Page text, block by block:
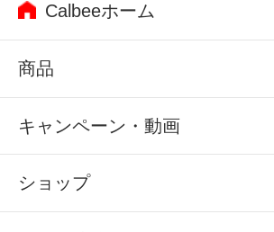
Calbeeホーム
商品
キャンペーン・動画
ショップ